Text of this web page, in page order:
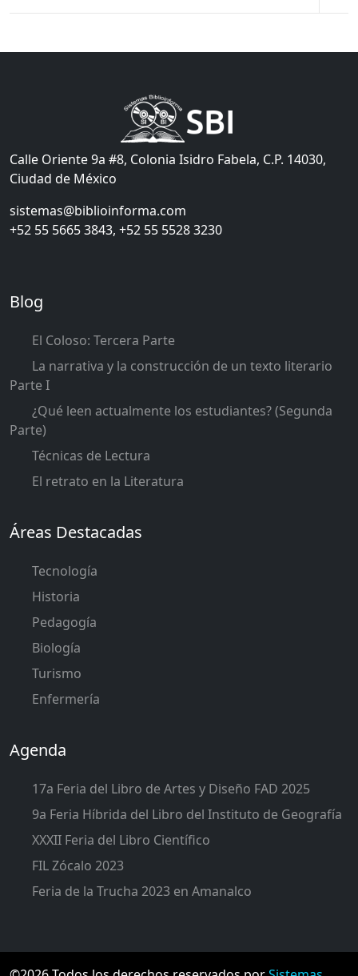
Calle Oriente 9a #8, Colonia Isidro Fabela, C.P. 14030,
Ciudad de México
sistemas@biblioinforma.com
+52 55 5665 3843, +52 55 5528 3230
Blog
El Coloso: Tercera Parte
La narrativa y la construcción de un texto literario
Parte I
¿Qué leen actualmente los estudiantes? (Segunda
Parte)
Técnicas de Lectura
El retrato en la Literatura
Áreas Destacadas
Tecnología
Historia
Pedagogía
Biología
Turismo
Enfermería
Agenda
17a Feria del Libro de Artes y Diseño FAD 2025
9a Feria Híbrida del Libro del Instituto de Geografía
XXXII Feria del Libro Científico
FIL Zócalo 2023
Feria de la Trucha 2023 en Amanalco